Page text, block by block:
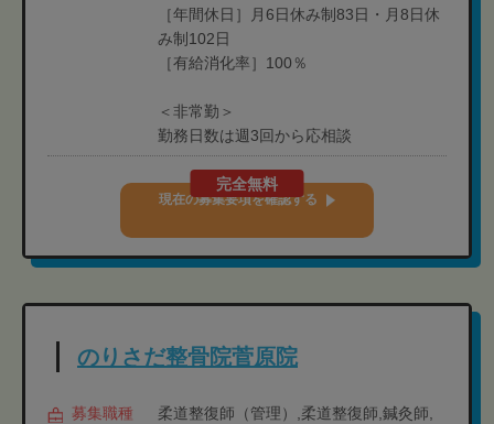
［年間休日］月6日休み制83日・月8日休
み制102日
［有給消化率］100％
＜非常勤＞
勤務日数は週3回から応相談
完全無料
現在の募集要項を確認する
のりさだ整骨院菅原院
募集職種
柔道整復師（管理）,柔道整復師,鍼灸師,